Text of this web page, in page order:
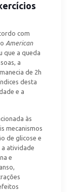
com
American
que a queda
a
de 2h
desta
e a
às
mecanismos
de glicose e
a atividade
e